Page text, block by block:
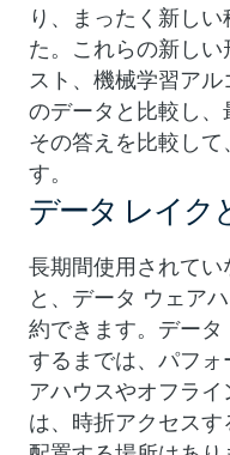
り、まったく新し
た。これらの新し
スト、機械学習ア
のデータと比較し、
その答えを比較し
す。
データ レイク
長期間使用されて
と、データ ウェア
約できます。デー
するまでは、パフォ
アハウスやオフラ
は、時折アクセス